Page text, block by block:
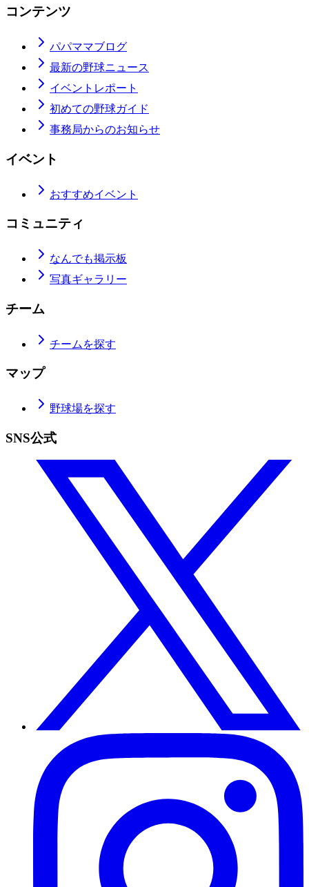
コンテンツ
パパママブログ
最新の野球ニュース
イベントレポート
初めての野球ガイド
事務局からのお知らせ
イベント
おすすめイベント
コミュニティ
なんでも掲示板
写真ギャラリー
チーム
チームを探す
マップ
野球場を探す
SNS公式